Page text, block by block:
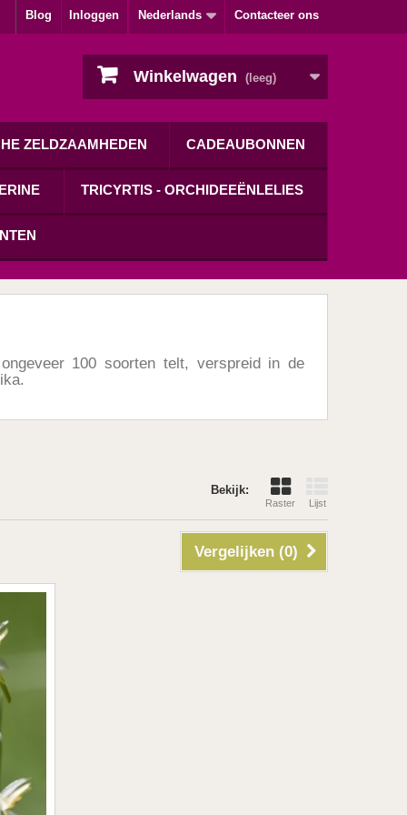
Contacteer ons
Nederlands
Inloggen
Blog
Winkelwagen (leeg)
ZELDZAAMHEDEN CADEAUBONNEN
TRICYRTIS - ORCHIDEEËNLELIES
100 soorten telt, verspreid in de
Bekijk:
Raster Lijst
Vergelijken (0)